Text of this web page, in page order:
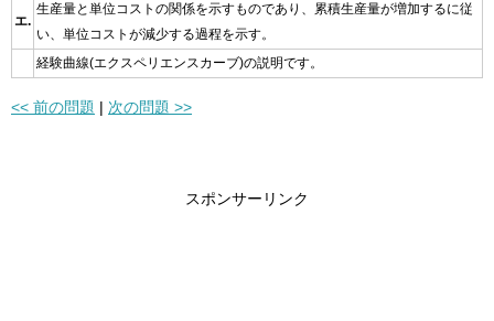
エ.
生産量と単位コストの関係を示すものであり、累積生産量が増加するに従
い、単位コストが減少する過程を示す。
経験曲線(エクスペリエンスカーブ)の説明です。
<< 前の問題 | 次の問題 >>
スポンサーリンク